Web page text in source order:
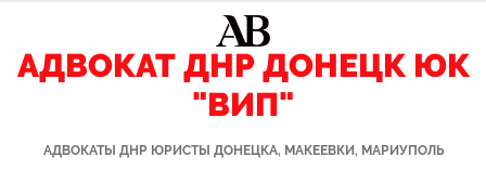
АДВОКАТ ДНР ДОНЕЦК ЮК
"ВИП"
АДВОКАТЫ ДНР ЮРИСТЫ ДОНЕЦКА, МАКЕЕВКИ, МАРИУПОЛЬ